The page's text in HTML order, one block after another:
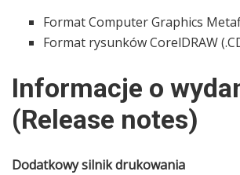
Format Computer Graphics
Format rysunków CorelDRAW
Informacje o
(Release notes)
Dodatkowy silnik drukowania